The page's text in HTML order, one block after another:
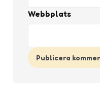
Webbplats